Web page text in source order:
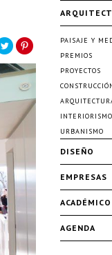
PAISAJE Y
PREMIOS
PROYECTOS
INTERIORISMO
URBANISMO
DISEÑO
EMPRESAS
ACADÉMICO
AGENDA